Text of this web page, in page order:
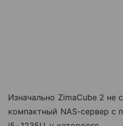
Изначально ZimaCube 2 не
компактный NAS-сервер с